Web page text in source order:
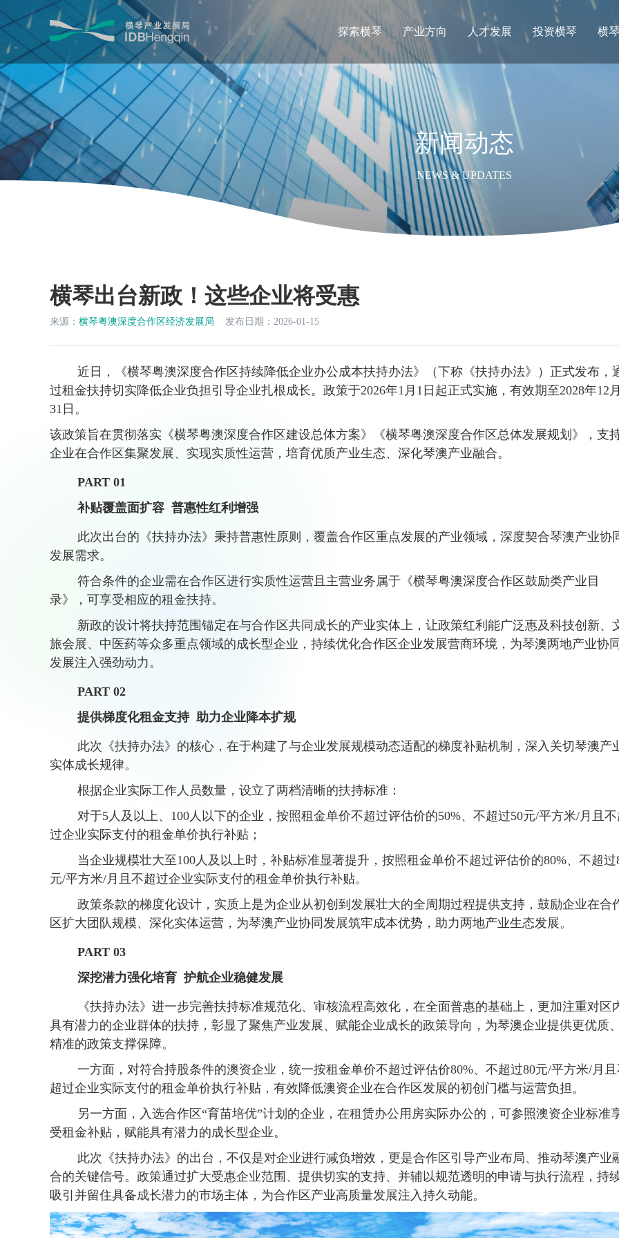
探索横琴 产业方向 人才发展 投资横琴 横
新闻动态
NEWS & UPDATES
横琴出台新政！这些企业将受惠
来源： 横琴粤澳深度合作区经济发展局 发布日期：2026-01-15
近日，《横琴粤澳深度合作区持续降低企业办公成本扶持办法》（下称《扶持办法》）正式发布，
过租金扶持切实降低企业负担引导企业扎根成长。政策于2026年1月1日起正式实施，有效期至2028年12月
31日。
该政策旨在贯彻落实《横琴粤澳深度合作区建设总体方案》《横琴粤澳深度合作区总体发展规划》，支
企业在合作区集聚发展、实现实质性运营，培育优质产业生态、深化琴澳产业融合。
PART 01
补贴覆盖面扩容 普惠性红利增强
此次出台的《扶持办法》秉持普惠性原则，覆盖合作区重点发展的产业领域，深度契合琴澳产业协
发展需求。
符合条件的企业需在合作区进行实质性运营且主营业务属于《横琴粤澳深度合作区鼓励类产业目
录》，可享受相应的租金扶持。
新政的设计将扶持范围锚定在与合作区共同成长的产业实体上，让政策红利能广泛惠及科技创新、
旅会展、中医药等众多重点领域的成长型企业，持续优化合作区企业发展营商环境，为琴澳两地产业协同
发展注入强劲动力。
PART 02
提供梯度化租金支持 助力企业降本扩规
此次《扶持办法》的核心，在于构建了与企业发展规模动态适配的梯度补贴机制，深入关切琴澳产
实体成长规律。
根据企业实际工作人员数量，设立了两档清晰的扶持标准：
对于5人及以上、100人以下的企业，按照租金单价不超过评估价的50%、不超过50元/平方米/月且不
过企业实际支付的租金单价执行补贴；
当企业规模壮大至100人及以上时，补贴标准显著提升，按照租金单价不超过评估价的80%、不超过
元/平方米/月且不超过企业实际支付的租金单价执行补贴。
政策条款的梯度化设计，实质上是为企业从初创到发展壮大的全周期过程提供支持，鼓励企业在合
区扩大团队规模、深化实体运营，为琴澳产业协同发展筑牢成本优势，助力两地产业生态发展。
PART 03
深挖潜力强化培育 护航企业稳健发展
《扶持办法》进一步完善扶持标准规范化、审核流程高效化，在全面普惠的基础上，更加注重对区
具有潜力的企业群体的扶持，彰显了聚焦产业发展、赋能企业成长的政策导向，为琴澳企业提供更优质、
精准的政策支撑保障。
一方面，对符合持股条件的澳资企业，统一按租金单价不超过评估价80%、不超过80元/平方米/月且
超过企业实际支付的租金单价执行补贴，有效降低澳资企业在合作区发展的初创门槛与运营负担。
另一方面，入选合作区“育苗培优”计划的企业，在租赁办公用房实际办公的，可参照澳资企业标准
受租金补贴，赋能具有潜力的成长型企业。
此次《扶持办法》的出台，不仅是对企业进行减负增效，更是合作区引导产业布局、推动琴澳产业
合的关键信号。政策通过扩大受惠企业范围、提供切实的支持、并辅以规范透明的申请与执行流程，持
吸引并留住具备成长潜力的市场主体，为合作区产业高质量发展注入持久动能。